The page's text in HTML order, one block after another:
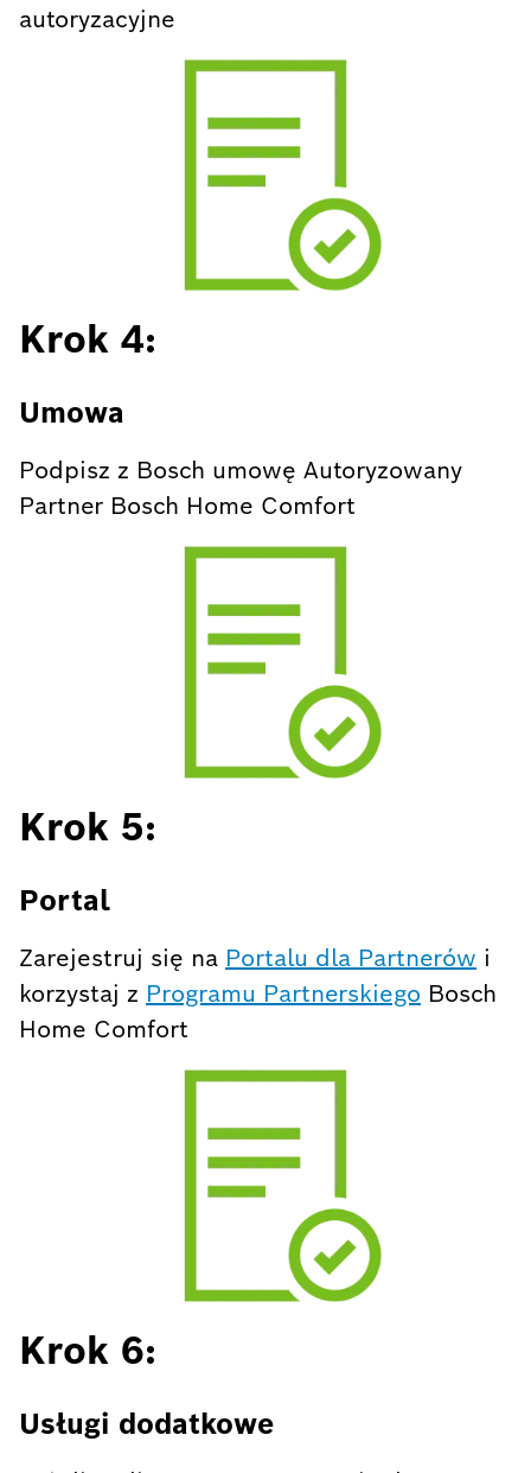
autoryzacyjne
Krok 4:
Umowa
Podpisz z Bosch umowę Autoryzowany
Partner Bosch Home Comfort
Krok 5:
Portal
Zarejestruj się na Portalu dla Partnerów i
korzystaj z Programu Partnerskiego Bosch
Home Comfort
Krok 6:
Usługi dodatkowe